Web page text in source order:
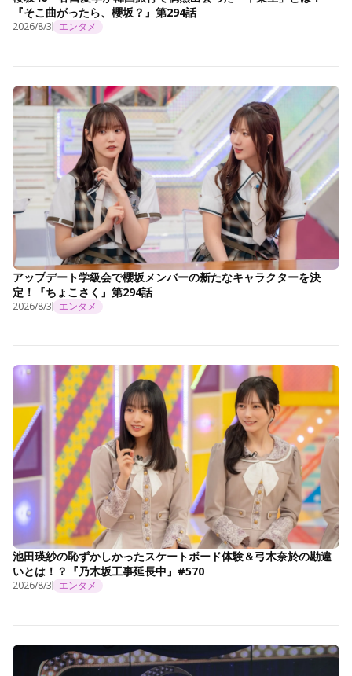
『そこ曲がったら、櫻坂？』第294話
2026/8/3 エンタメ
アップデート学級会で櫻坂メンバーの新たなキャラクターを決
定！『ちょこさく』第294話
2026/8/3 エンタメ
池田瑛紗の恥ずかしかったスケートボード体験＆弓木奈於の勘違
いとは！？『乃木坂工事延長中』#570
2026/8/3 エンタメ